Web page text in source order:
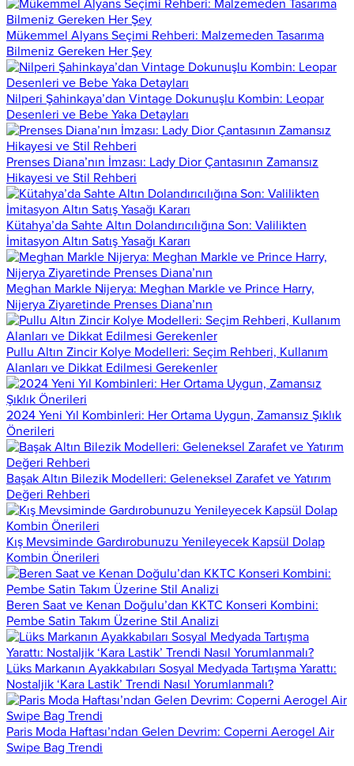
Mükemmel Alyans Seçimi Rehberi: Malzemeden Tasarıma
Bilmeniz Gereken Her Şey
Nilperi Şahinkaya’dan Vintage Dokunuşlu Kombin: Leopar
Desenleri ve Bebe Yaka Detayları
Prenses Diana’nın İmzası: Lady Dior Çantasının Zamansız
Hikayesi ve Stil Rehberi
Kütahya’da Sahte Altın Dolandırıcılığına Son: Valilikten
İmitasyon Altın Satış Yasağı Kararı
Meghan Markle Nijerya: Meghan Markle ve Prince Harry,
Nijerya Ziyaretinde Prenses Diana’nın
Pullu Altın Zincir Kolye Modelleri: Seçim Rehberi, Kullanım
Alanları ve Dikkat Edilmesi Gerekenler
2024 Yeni Yıl Kombinleri: Her Ortama Uygun, Zamansız Şıklık
Önerileri
Başak Altın Bilezik Modelleri: Geleneksel Zarafet ve Yatırım
Değeri Rehberi
Kış Mevsiminde Gardırobunuzu Yenileyecek Kapsül Dolap
Kombin Önerileri
Beren Saat ve Kenan Doğulu’dan KKTC Konseri Kombini:
Pembe Satin Takım Üzerine Stil Analizi
Lüks Markanın Ayakkabıları Sosyal Medyada Tartışma Yarattı:
Nostaljik ‘Kara Lastik’ Trendi Nasıl Yorumlanmalı?
Paris Moda Haftası’ndan Gelen Devrim: Coperni Aerogel Air
Swipe Bag Trendi